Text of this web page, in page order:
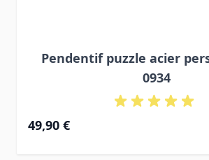
Pendentif puzzle acier
0934
49,90 €